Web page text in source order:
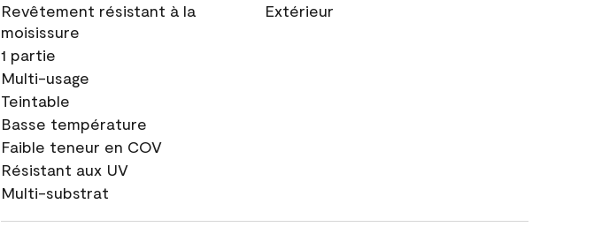
Revêtement résistant à la
moisissure
1 partie
Multi-usage
Teintable
Basse température
Faible teneur en COV
Résistant aux UV
Multi-substrat
Extérieur